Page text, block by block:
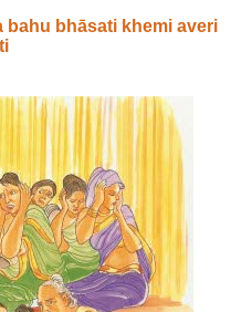
bahu bhāsati khemi averi